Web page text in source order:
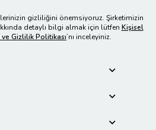
gizliliğini önemsiyoruz. Şirketimizin
detaylı bilgi almak için lütfen Kişisel
Gizlilik Politikası’nı inceleyiniz.